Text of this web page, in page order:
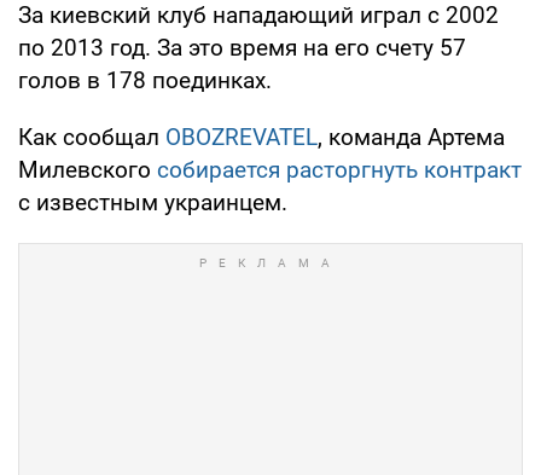
За киевский клуб нападающий играл с 2002
по 2013 год. За это время на его счету 57
голов в 178 поединках.
Как сообщал OBOZREVATEL, команда Артема
Милевского собирается расторгнуть контракт
с известным украинцем.